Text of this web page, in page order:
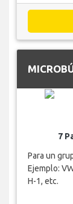
7
Para un
Ejemplo:
H-1, etc.